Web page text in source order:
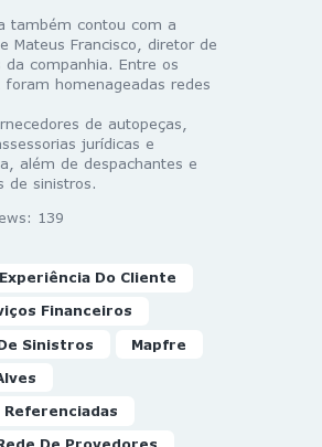
também contou com a
Mateus Francisco, diretor de
da companhia. Entre os
foram homenageadas redes
de autopeças,
jurídicas e
além de despachantes e
de sinistros.
139
Experiência Do Cliente
Financeiros
Sinistros Mapfre
Referenciadas